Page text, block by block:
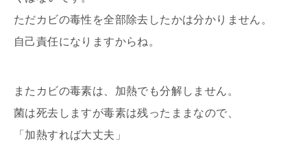
ただカビの毒性を全部除去したかは分かりません。
自己責任になりますからね。
またカビの毒素は、加熱でも分解しません。
菌は死去しますが毒素は残ったままなので、
「加熱すれば大丈夫」